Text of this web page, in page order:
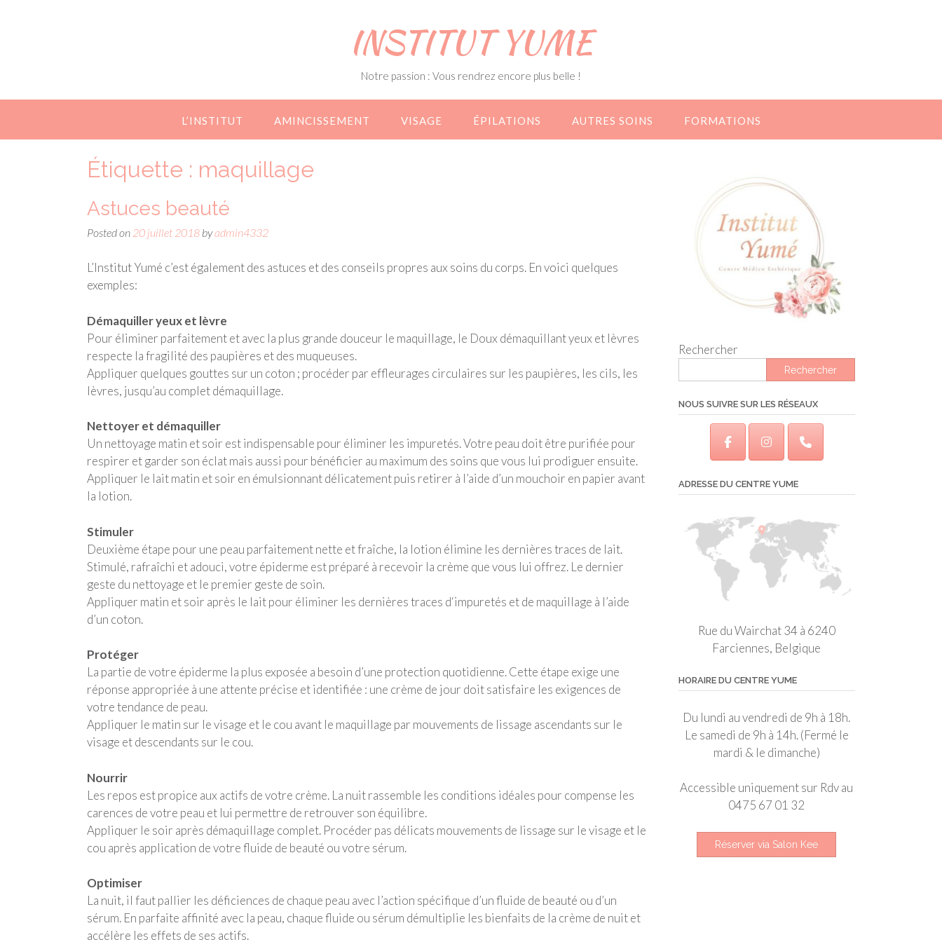
INSTITUT YUME
Notre passion : Vous rendrez encore plus belle !
L’INSTITUT AMINCISSEMENT VISAGE ÉPILATIONS AUTRES SOINS FORMATIONS
Étiquette : maquillage
Astuces beauté
Posted on 20 juillet 2018 byadmin4332
L’Institut Yumé c’est également des astuces et des conseils propres aux soins du corps. En voici quelques
exemples:
Démaquiller yeux et lèvre
Pour éliminer parfaitement et avec la plus grande douceur le maquillage, le Doux démaquillant yeux et lèvres
respecte la fragilité des paupières et des muqueuses.
Appliquer quelques gouttes sur un coton ; procéder par effleurages circulaires sur les paupières, les cils, les
lèvres, jusqu’au complet démaquillage.
Nettoyer et démaquiller
Un nettoyage matin et soir est indispensable pour éliminer les impuretés. Votre peau doit être purifiée pour
respirer et garder son éclat mais aussi pour bénéficier au maximum des soins que vous lui prodiguer ensuite.
Appliquer le lait matin et soir en émulsionnant délicatement puis retirer à l’aide d’un mouchoir en papier avant
la lotion.
Stimuler
Deuxième étape pour une peau parfaitement nette et fraîche, la lotion élimine les dernières traces de lait.
Stimulé, rafraîchi et adouci, votre épiderme est préparé à recevoir la crème que vous lui offrez. Le dernier
geste du nettoyage et le premier geste de soin.
Appliquer matin et soir après le lait pour éliminer les dernières traces d‘impuretés et de maquillage à l’aide
d’un coton.
Protéger
La partie de votre épiderme la plus exposée a besoin d’une protection quotidienne. Cette étape exige une
réponse appropriée à une attente précise et identifiée : une crème de jour doit satisfaire les exigences de
votre tendance de peau.
Appliquer le matin sur le visage et le cou avant le maquillage par mouvements de lissage ascendants sur le
visage et descendants sur le cou.
Nourrir
Les repos est propice aux actifs de votre crème. La nuit rassemble les conditions idéales pour compense les
carences de votre peau et lui permettre de retrouver son équilibre.
Appliquer le soir après démaquillage complet. Procéder pas délicats mouvements de lissage sur le visage et le
cou après application de votre fluide de beauté ou votre sérum.
Optimiser
La nuit, il faut pallier les déficiences de chaque peau avec l’action spécifique d’un fluide de beauté ou d’un
sérum. En parfaite affinité avec la peau, chaque fluide ou sérum démultiplie les bienfaits de la crème de nuit et
accélère les effets de ses actifs.
Rechercher
Rechercher
NOUS SUIVRE SUR LES RÉSEAUX
ADRESSE DU CENTRE YUME
Rue du Wairchat 34 à 6240
Farciennes, Belgique
HORAIRE DU CENTRE YUME
Du lundi au vendredi de 9h à 18h.
Le samedi de 9h à 14h. (Fermé le
mardi & le dimanche)
Accessible uniquement sur Rdv au
0475 67 01 32
Réserver via Salon Kee